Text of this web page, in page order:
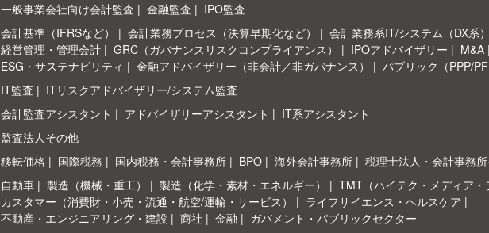
一般事業会社向け会計監査 金融監査 IPO監査
会計基準（IFRSなど） 会計業務プロセス（決算早期化など）
会計業務系IT/システム（DX系）
経営管理・管理会計
GRC（ガバナンスリスクコンプライアンス） IPOアドバイザリー
M&A
ESG・サステナビリティ
金融アドバイザリー（非会計／非ガバナンス）
パブリック（PPP/
IT監査
ITリスクアドバイザリー/システム監査
会計監査アシスタント アドバイザリーアシスタント
IT系アシスタント
監査法人その他
移転価格 国際税務 国内税務・会計事務所 BPO 海外会計事務所 税理士法人・会計事務
自動車 製造（機械・重工） 製造（化学・素材・エネルギー）
TMT（ハイテク・メディア・
カスタマー（消費財・小売・流通・航空/運輸・サービス）
ライフサイエンス・ヘルスケア
不動産・エンジニアリング・建設
商社 金融 ガバメント・パブリックセクター